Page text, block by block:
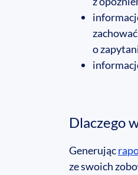
o
Dlaczego
Generując
ze swoich